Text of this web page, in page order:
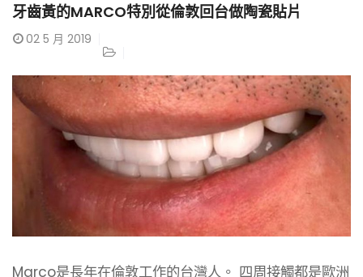
牙齒黃的MARCO特別從倫敦回台做陶瓷貼片
02 5 月 2019
Marco是長年在倫敦工作的台灣人。 四周接觸都是歐洲